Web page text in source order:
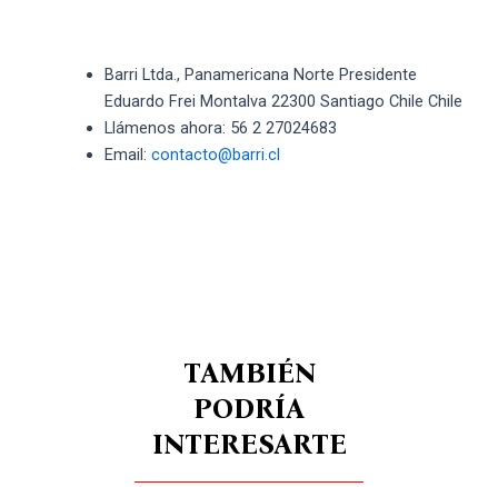
Barri Ltda., Panamericana Norte Presidente
Eduardo Frei Montalva 22300 Santiago Chile Chile
Llámenos ahora: 56 2 27024683
Email: contacto@barri.cl
TAMBIÉN
PODRÍA
INTERESARTE